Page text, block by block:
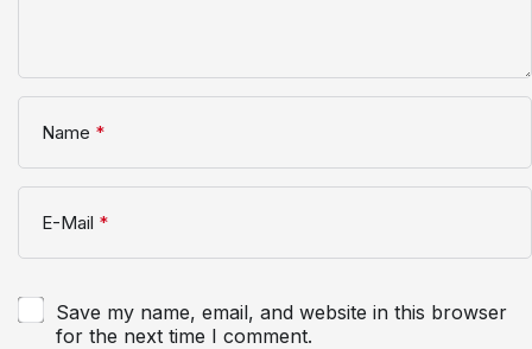
Name *
E-Mail *
Save my name, email, and website in this browser
for the next time I comment.